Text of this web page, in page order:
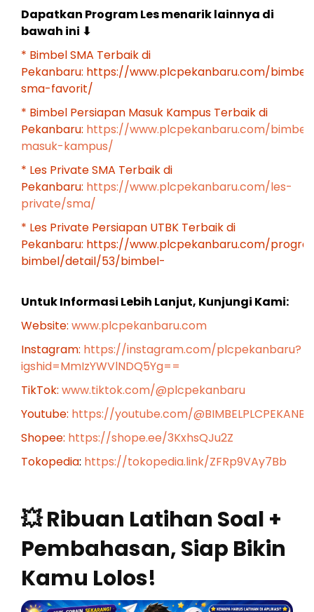
Dapatkan Program Les menarik lainnya di
bawah ini ⬇
* Bimbel SMA Terbaik di
Pekanbaru: https://www.plcpekanbaru.com/
sma-favorit/
* Bimbel Persiapan Masuk Kampus Terbaik di
Pekanbaru: https://www.plcpekanbaru.com/
masuk-kampus/
* Les Private SMA Terbaik di
Pekanbaru: https://www.plcpekanbaru.com/les-
private/sma/
* Les Private Persiapan UTBK Terbaik di
Pekanbaru: https://www.plcpekanbaru.com/
bimbel/detail/53/bimbel-
Untuk Informasi Lebih Lanjut, Kunjungi Kami:
Website: www.plcpekanbaru.com
Instagram: https://instagram.com/plcpekanbaru?
igshid=MmIzYWVlNDQ5Yg==
TikTok: www.tiktok.com/@plcpekanbaru
Youtube: https://youtube.com/
Shopee: https://shope.ee/3KxhsQJu2Z
Tokopedia: https://tokopedia.link/ZFRp9VAy7Bb
💥 Ribuan Latihan Soal +
Pembahasan, Siap Bikin
Kamu Lolos!